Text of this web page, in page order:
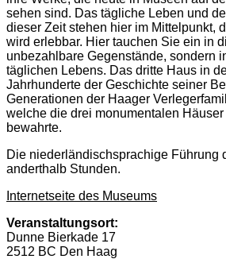
sehen sind. Das tägliche Leben und
dieser Zeit stehen hier im Mittelpunkt,
wird erlebbar. Hier tauchen Sie ein in
unbezahlbare Gegenstände, sondern
täglichen Lebens. Das dritte Haus in
Jahrhunderte der Geschichte seiner
Generationen der Haager
welche die drei monumentalen
bewahrte.
Die niederländischsprachige Führung
anderthalb Stunden.
Internetseite des Museums
Veranstaltungsort:
Dunne Bierkade 17
2512 BC Den Haag